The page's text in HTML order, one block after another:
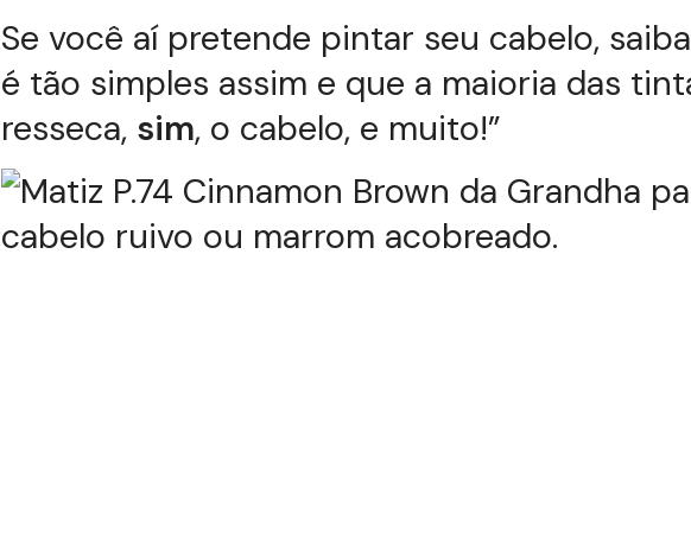
Se você aí pretende pintar seu cabelo,
é tão simples assim e que a maioria das
resseca, sim, o cabelo, e muito!”